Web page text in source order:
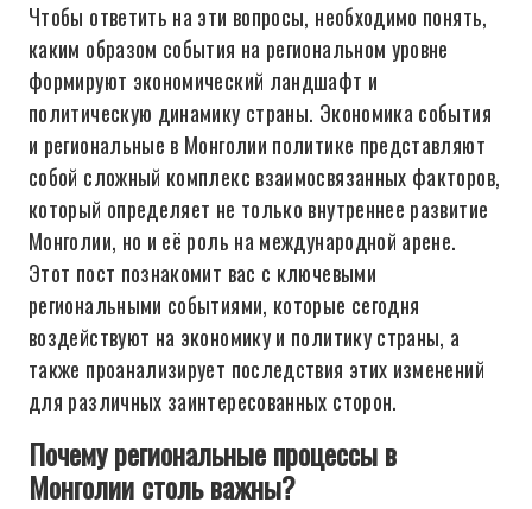
Чтобы ответить на эти вопросы, необходимо понять,
каким образом события на региональном уровне
формируют экономический ландшафт и
политическую динамику страны. Экономика события
и региональные в Монголии политике представляют
собой сложный комплекс взаимосвязанных факторов,
который определяет не только внутреннее развитие
Монголии, но и её роль на международной арене.
Этот пост познакомит вас с ключевыми
региональными событиями, которые сегодня
воздействуют на экономику и политику страны, а
также проанализирует последствия этих изменений
для различных заинтересованных сторон.
Почему региональные процессы в
Монголии столь важны?